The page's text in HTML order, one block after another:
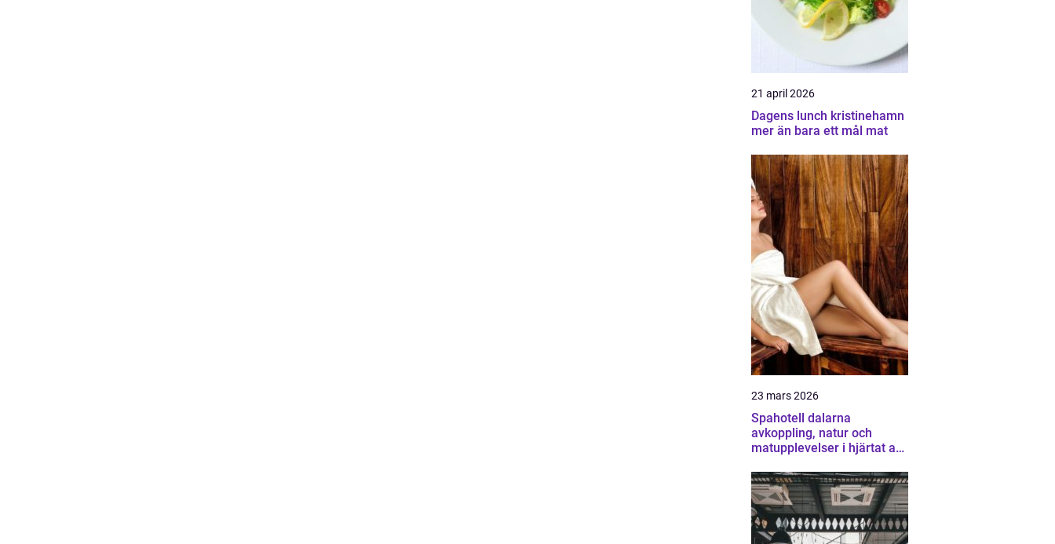
21 april 2026
Dagens lunch kristinehamn
mer än bara ett mål mat
23 mars 2026
Spahotell dalarna
avkoppling, natur och
matupplevelser i hjärtat av